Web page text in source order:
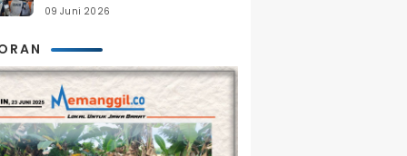
09 Juni 2026